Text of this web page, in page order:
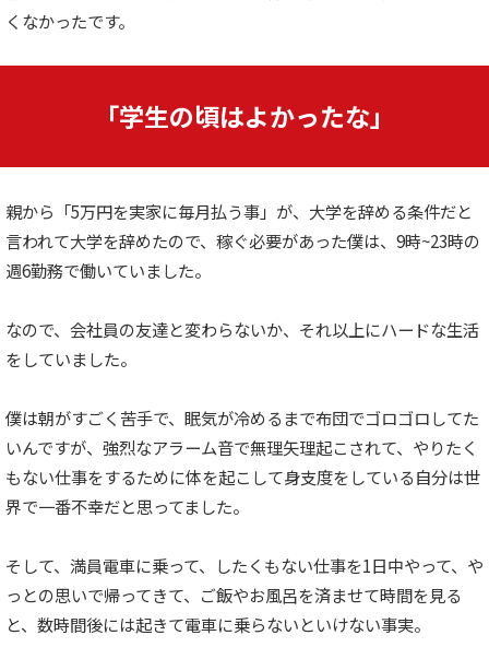
くなかったです。
「学生の頃はよかったな」
親から「5万円を実家に毎月払う事」が、大学を辞める条件だと
言われて大学を辞めたので、稼ぐ必要があった僕は、9時~23時の
週6勤務で働いていました。
なので、会社員の友達と変わらないか、それ以上にハードな生活
をしていました。
僕は朝がすごく苦手で、眠気が冷めるまで布団でゴロゴロしてた
いんですが、強烈なアラーム音で無理矢理起こされて、やりたく
もない仕事をするために体を起こして身支度をしている自分は世
界で一番不幸だと思ってました。
そして、満員電車に乗って、したくもない仕事を1日中やって、や
っとの思いで帰ってきて、ご飯やお風呂を済ませて時間を見る
と、数時間後には起きて電車に乗らないといけない事実。